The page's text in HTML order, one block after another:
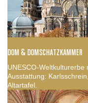
DOM & DOMSCHATZKAMMER
UNESCO-
Ausstattung:
Altartafel.